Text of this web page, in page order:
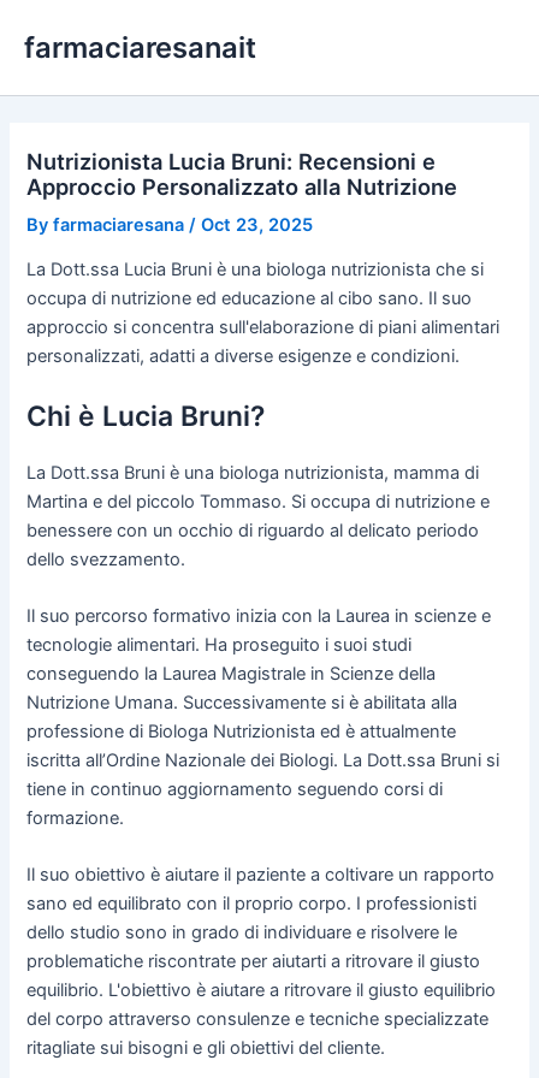
farmaciaresanait
Nutrizionista Lucia Bruni: Recensioni e
Approccio Personalizzato alla Nutrizione
Byfarmaciaresana /Oct 23, 2025
La Dott.ssa Lucia Bruni è una biologa nutrizionista che si
occupa di nutrizione ed educazione al cibo sano. Il suo
approccio si concentra sull'elaborazione di piani alimentari
personalizzati, adatti a diverse esigenze e condizioni.
Chi è Lucia Bruni?
La Dott.ssa Bruni è una biologa nutrizionista, mamma di
Martina e del piccolo Tommaso. Si occupa di nutrizione e
benessere con un occhio di riguardo al delicato periodo
dello svezzamento.
Il suo percorso formativo inizia con la Laurea in scienze e
tecnologie alimentari. Ha proseguito i suoi studi
conseguendo la Laurea Magistrale in Scienze della
Nutrizione Umana. Successivamente si è abilitata alla
professione di Biologa Nutrizionista ed è attualmente
iscritta all’Ordine Nazionale dei Biologi. La Dott.ssa Bruni si
tiene in continuo aggiornamento seguendo corsi di
formazione.
Il suo obiettivo è aiutare il paziente a coltivare un rapporto
sano ed equilibrato con il proprio corpo. I professionisti
dello studio sono in grado di individuare e risolvere le
problematiche riscontrate per aiutarti a ritrovare il giusto
equilibrio. L'obiettivo è aiutare a ritrovare il giusto equilibrio
del corpo attraverso consulenze e tecniche specializzate
ritagliate sui bisogni e gli obiettivi del cliente.